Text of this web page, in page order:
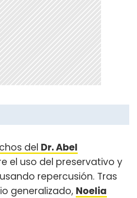
del Dr. Abel
el uso del preservativo y
repercusión. Tras
generalizado, Noelia